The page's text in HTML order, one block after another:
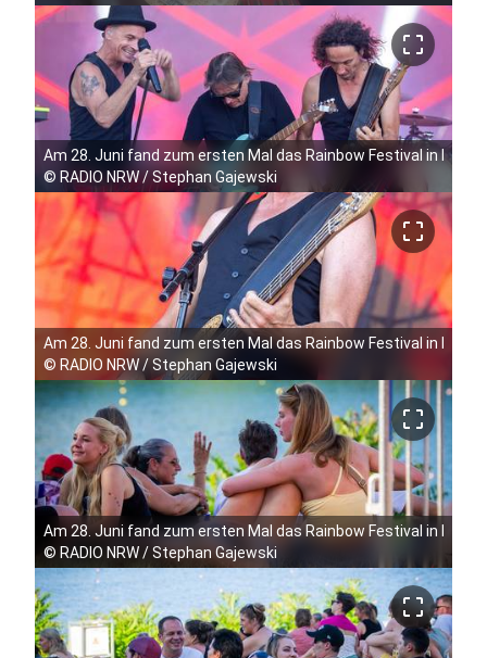
crop_free
Am 28. Juni fand zum ersten Mal das Rainbow Festival in
© RADIO NRW / Stephan Gajewski
crop_free
Am 28. Juni fand zum ersten Mal das Rainbow Festival in
© RADIO NRW / Stephan Gajewski
crop_free
Am 28. Juni fand zum ersten Mal das Rainbow Festival in
© RADIO NRW / Stephan Gajewski
crop_free